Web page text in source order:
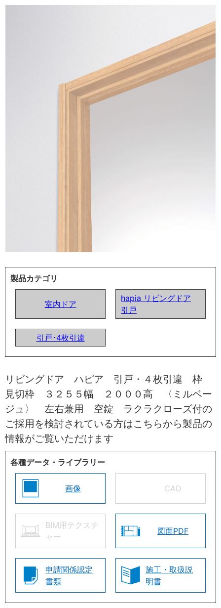
製品カテゴリ
室内ドア
hapia リビングドア
引戸
引戸･4枚引違
リビングドア ハピア 引戸・４枚引違 枠
見切枠 ３２５５幅 ２０００高 〈ミルベー
ジュ〉 左右兼用 空錠 ラクラクローズ付の
ご採用を検討されている方はこちらから製品の
情報がご覧いただけます
各種データ・ライブラリー
画像 CAD
BIM用テクスチ
ャー
図面PDF
申請関係認定
書類
施工・取扱説
明書